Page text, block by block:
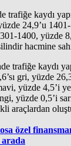
trafiğe kaydı
24,9’u
1400, yüzde
hacmine
trafiğe kaydı
gri, yüzde
yüzde 4,5’i
yüzde 0,5’i
araçlardan
özel